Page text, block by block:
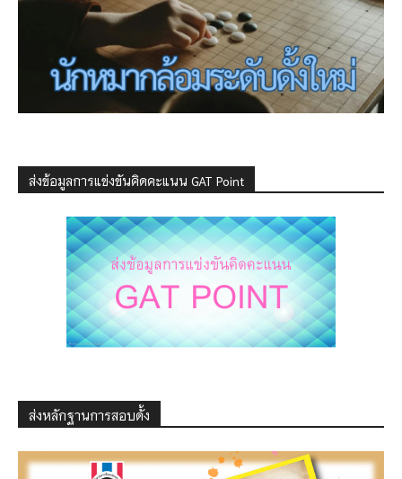
ส่งข้อมูลการแข่งขันคิดคะแนน GAT Point
ส่งหลักฐานการสอบดั้ง